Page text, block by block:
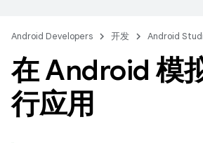
Android Developers 开发 Android
在 Android 模
行应用